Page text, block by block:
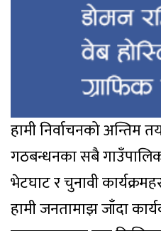
हामी निर्वाचनको अन्तिम
गठबन्धनका सबै
भेटघाट र चुनावी
हामी जनतामाझ जाँदा